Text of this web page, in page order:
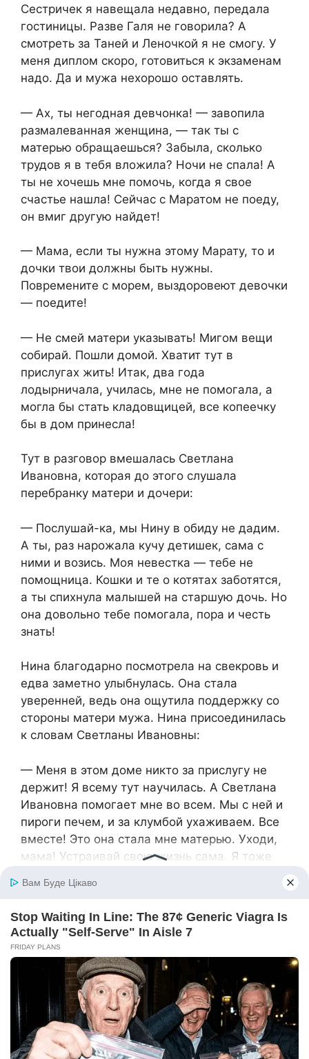
Сестричек я навещала недавно, передала
гостиницы. Разве Галя не говорила? А
смотреть за Таней и Леночкой я не смогу. У
меня диплом скоро, готовиться к экзаменам
надо. Да и мужа нехорошо оставлять.
— Ах, ты негодная девчонка! — завопила
размалеванная женщина, — так ты с
матерью обращаешься? Забыла, сколько
трудов я в тебя вложила? Ночи не спала! А
ты не хочешь мне помочь, когда я свое
счастье нашла! Сейчас с Маратом не поеду,
он вмиг другую найдет!
— Мама, если ты нужна этому Марату, то и
дочки твои должны быть нужны.
Повремените с морем, выздоровеют девочки
— поедите!
— Не смей матери указывать! Мигом вещи
собирай. Пошли домой. Хватит тут в
прислугах жить! Итак, два года
лодырничала, училась, мне не помогала, а
могла бы стать кладовщицей, все копеечку
бы в дом принесла!
Тут в разговор вмешалась Светлана
Ивановна, которая до этого слушала
перебранку матери и дочери:
— Послушай-ка, мы Нину в обиду не дадим.
А ты, раз нарожала кучу детишек, сама с
ними и возись. Моя невестка — тебе не
помощница. Кошки и те о котятах заботятся,
а ты спихнула малышей на старшую дочь. Но
она довольно тебе помогала, пора и честь
знать!
Нина благодарно посмотрела на свекровь и
едва заметно улыбнулась. Она стала
уверенней, ведь она ощутила поддержку со
стороны матери мужа. Нина присоединилась
к словам Светланы Ивановны:
— Меня в этом доме никто за прислугу не
держит! Я всему тут научилась. А Светлана
Ивановна помогает мне во всем. Мы с ней и
пироги печем, и за клумбой ухаживаем. Все
вместе! Это она стала мне матерью. Уходи,
мама! Устраивай свою жизнь сама. Я тоже
ты из поездки к морю привезешь очередного
— Да, да, — поддержала свекровь Нину, —
нужно сходить в опеку. Узнаю, что можно
сделать для твоих сестричек. Иначе и Галю с
Таней ждет такая же судьба, какая выпала и
тебе, дочка.
Светлана Ивановна была до слез тронута